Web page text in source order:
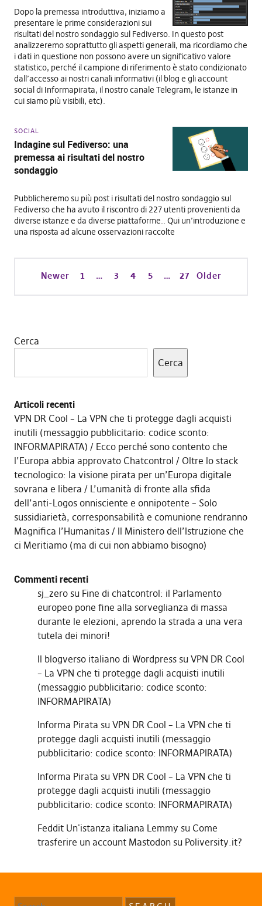
Dopo la premessa introduttiva, iniziamo a
presentare le prime considerazioni sui
risultati del nostro sondaggio sul Fediverso. In questo post
analizzeremo soprattutto gli aspetti generali, ma ricordiamo che
i dati in questione non possono avere un significativo valore
statistico, perché il campione di riferimento è stato condizionato
dall’accesso ai nostri canali informativi (il blog e gli account
social di Informapirata, il nostro canale Telegram, le istanze in
cui siamo più visibili, etc).
SOCIAL
Indagine sul Fediverso: una
premessa ai risultati del nostro
sondaggio
Pubblicheremo su più post i risultati del nostro sondaggio sul
Fediverso che ha avuto il riscontro di 227 utenti provenienti da
diverse istanze e da diverse piattaforme.. Qui un’introduzione e
una risposta ad alcune osservazioni raccolte
Newer 1 … 3 4 5 … 27 Older
Cerca
Cerca
Articoli recenti
VPN DR Cool – La VPN che ti protegge dagli acquisti
inutili (messaggio pubblicitario: codice sconto:
INFORMAPIRATA)
Ecco perché sono contento che
l’Europa abbia approvato Chatcontrol
Oltre lo stack
tecnologico: la visione pirata per un’Europa digitale
sovrana e libera
L’umanità di fronte alla sfida
dell’anti-Logos onnisciente e onnipotente – Solo
sussidiarietà, corresponsabilità e comunione rendranno
Magnifica l’Humanitas
Il Ministero dell’Istruzione che
ci Meritiamo (ma di cui non abbiamo bisogno)
Commenti recenti
sj_zerosu Fine di chatcontrol: il Parlamento
europeo pone fine alla sorveglianza di massa
durante le elezioni, aprendo la strada a una vera
tutela dei minori!
Il blogverso italiano di Wordpresssu VPN DR Cool
– La VPN che ti protegge dagli acquisti inutili
(messaggio pubblicitario: codice sconto:
INFORMAPIRATA)
Informa Pirata su VPN DR Cool – La VPN che ti
protegge dagli acquisti inutili (messaggio
pubblicitario: codice sconto: INFORMAPIRATA)
Informa Pirata su VPN DR Cool – La VPN che ti
protegge dagli acquisti inutili (messaggio
pubblicitario: codice sconto: INFORMAPIRATA)
Feddit Un'istanza italiana Lemmy su Come
trasferire un account Mastodon su Poliversity.it?